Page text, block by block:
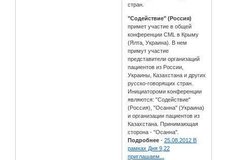
стран.
"Содействие" (Россия)
примет участие в общей
конференции CML в Крыму
(Ялта, Украина). В нем
примут участие
представители организаций
пациентов из России,
Украины, Казахстана и других
русско-говорящих стран.
Инициатороми конференции
являются: "Содействие"
(Россия), "Осанна" (Украина)
и организации пациентов из
Казахстана. Принимающая
сторона - "Осанна".
Подробнее -25.08.2012 В
рамках Дня 9,22
приглашаем...